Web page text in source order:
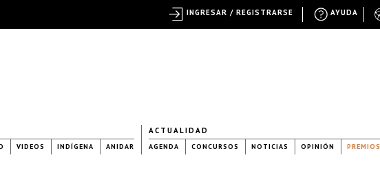
VIDEOS INDÍGENA ANIDAR
ACTUALIDAD
AGENDA CONCURSOS NOTICIAS OPINIÓN PREMIOS
AYUDA
INGRESAR / REGISTRARSE